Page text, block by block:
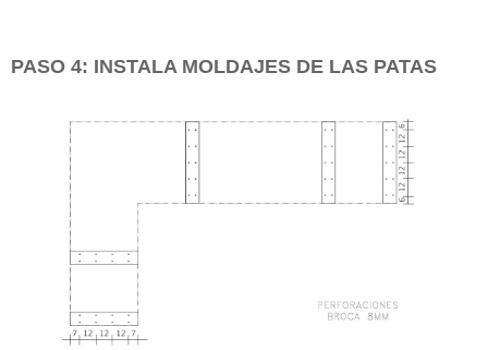
PASO 4: INSTALA MOLDAJES DE LAS PATAS